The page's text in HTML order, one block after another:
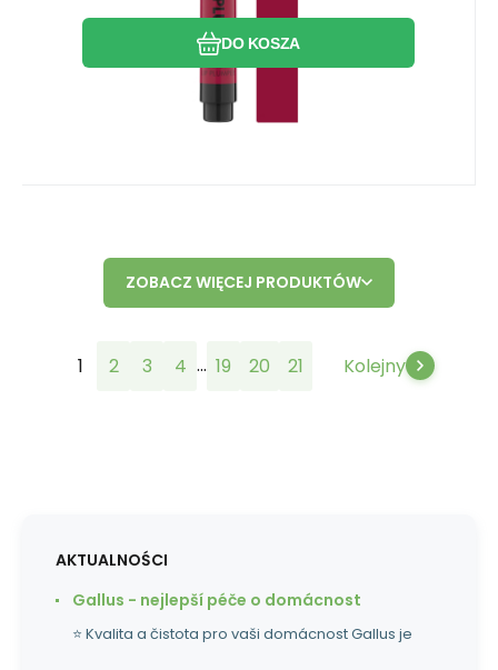
DO KOSZA
ZOBACZ WIĘCEJ PRODUKTÓW
1 2 3 4 ... 19 20 21 Kolejny
AKTUALNOŚCI
Gallus - nejlepší péče o domácnost
⭐ Kvalita a čistota pro vaši domácnost Gallus je